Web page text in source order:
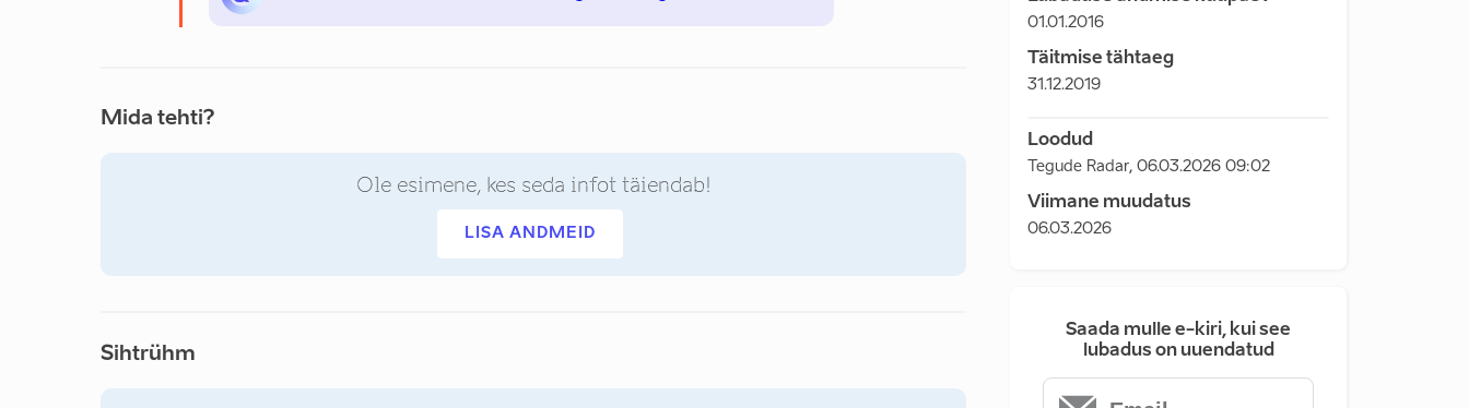
Mida tehti?
Ole esimene, kes seda infot täiendab!
LISA ANDMEID
Sihtrühm
01.01.2016
Täitmise tähtaeg
31.12.2019
Loodud
Tegude Radar, 06.03.2026 09:02
Viimane muudatus
06.03.2026
Saada mulle e-kiri, kui see
lubadus on uuendatud